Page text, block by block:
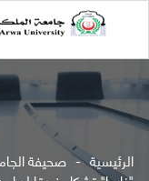
الرئيسية صحيفة